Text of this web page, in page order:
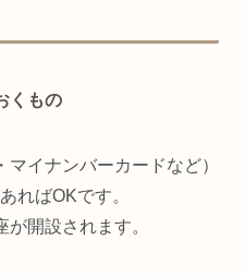
くもの
イナンバーカードなど）
ればOKです。
開設されます。